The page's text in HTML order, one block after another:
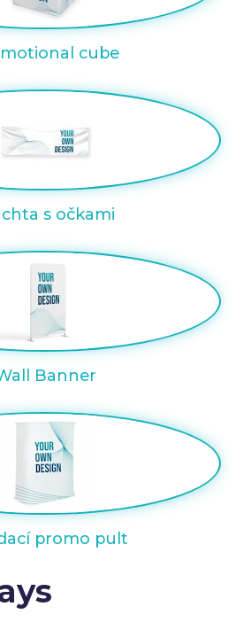
cube
s očkami
Banner
promo pult